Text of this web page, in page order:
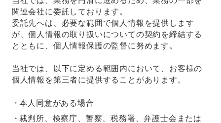
関連会社に委託しております。
委託先へは、必要な範囲で個人情報を提供します
が、個人情報の取り扱いについての契約を締結する
とともに、個人情報保護の監督に努めます。
当社では、以下に定める範囲内において、お客様の
個人情報を第三者に提供することがあります。
本人同意がある場合
裁判所、検察庁、警察、税務署、弁護士会または